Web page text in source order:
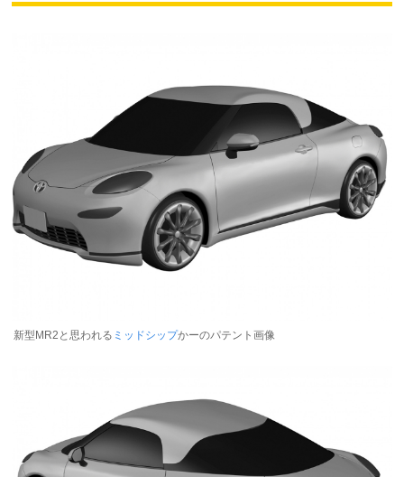
新型MR2と思われる ミッドシップかーのパテント画像